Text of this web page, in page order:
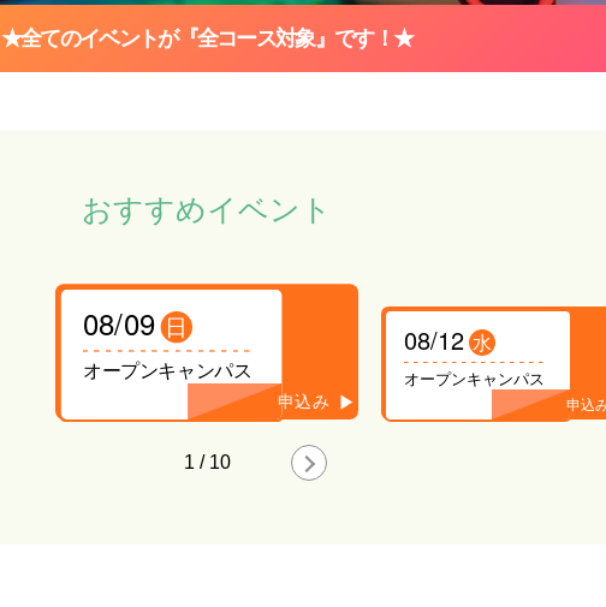
★全てのイベントが『全コース対象』です！★
おすすめイベント
08/12 水
オープンキャンパス
08/13 木
オープンキャンパス
2 / 10